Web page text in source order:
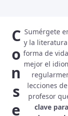
C
o
n
s
e
Sumérgete
y la
forma de
mejor el
lecciones
profesor
clave